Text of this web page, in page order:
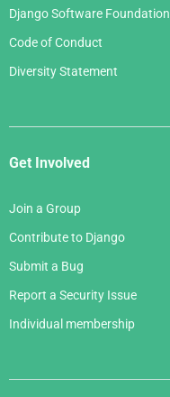
Django Software Foundation
Code of Conduct
Diversity Statement
Get Involved
Join a Group
Contribute to Django
Submit a Bug
Report a Security Issue
Individual membership